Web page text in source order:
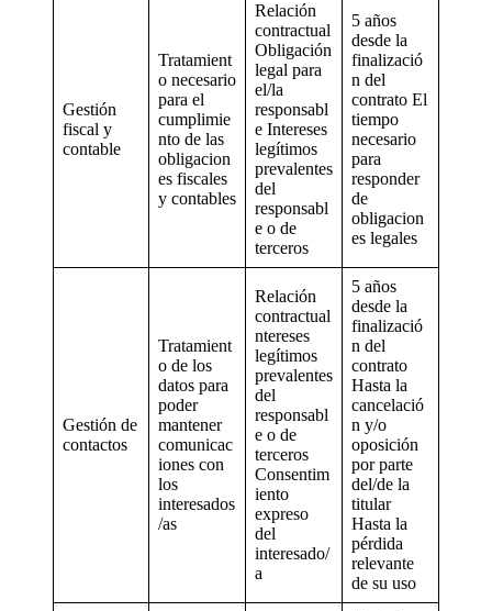
Gestión
fiscal y
contable
Tratamient
o necesario
para el
cumplimie
nto de las
obligacion
es fiscales
y contables
Relación
contractual
Obligación
legal para
el/la
responsabl
e Intereses
legítimos
prevalentes
del
responsabl
e o de
terceros
5 años
desde la
finalizació
n del
contrato El
tiempo
necesario
para
responder
de
obligacion
es legales
Gestión de
contactos
Tratamient
o de los
datos para
poder
mantener
comunicac
iones con
los
interesados
/as
Relación
contractual
ntereses
legítimos
prevalentes
del
responsabl
e o de
terceros
Consentim
iento
expreso
del
interesado/
a
5 años
desde la
finalizació
n del
contrato
Hasta la
cancelació
n y/o
oposición
por parte
del/de la
titular
Hasta la
pérdida
relevante
de su uso